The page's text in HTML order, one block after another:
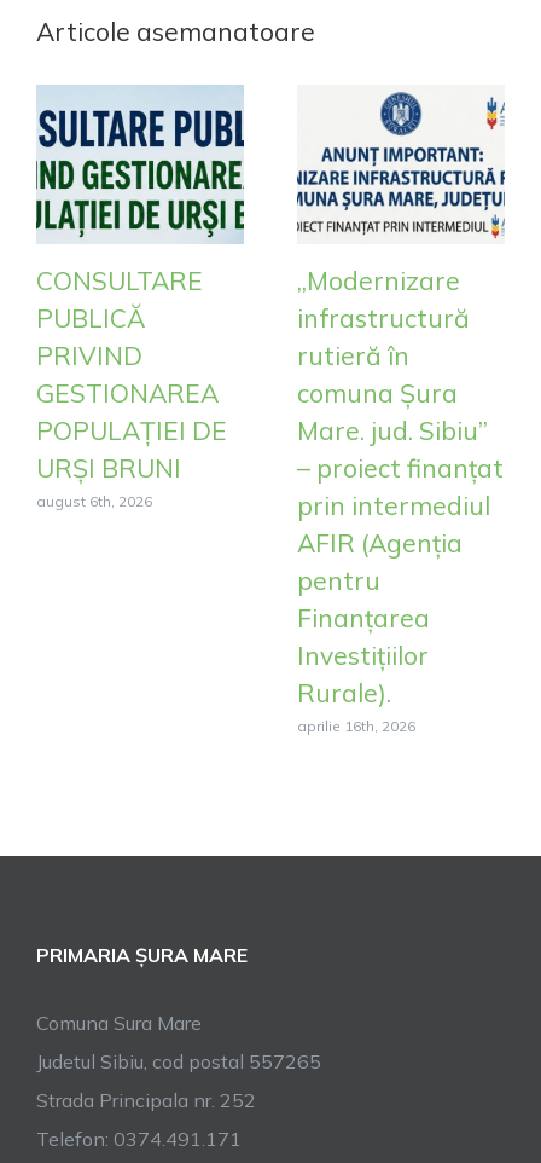
Articole asemanatoare
CONSULTARE
PUBLICĂ
PRIVIND
GESTIONAREA
POPULAȚIEI DE
URȘI BRUNI
august 6th, 2026
„Modernizare
infrastructură
rutieră în
comuna Șura
Mare. jud. Sibiu”
– proiect finanțat
prin intermediul
AFIR (Agenția
pentru
Finanțarea
Investițiilor
Rurale).
aprilie 16th, 2026
PRIMARIA ȘURA MARE
Comuna Sura Mare
Judetul Sibiu, cod postal 557265
Strada Principala nr. 252
Telefon: 0374.491.171